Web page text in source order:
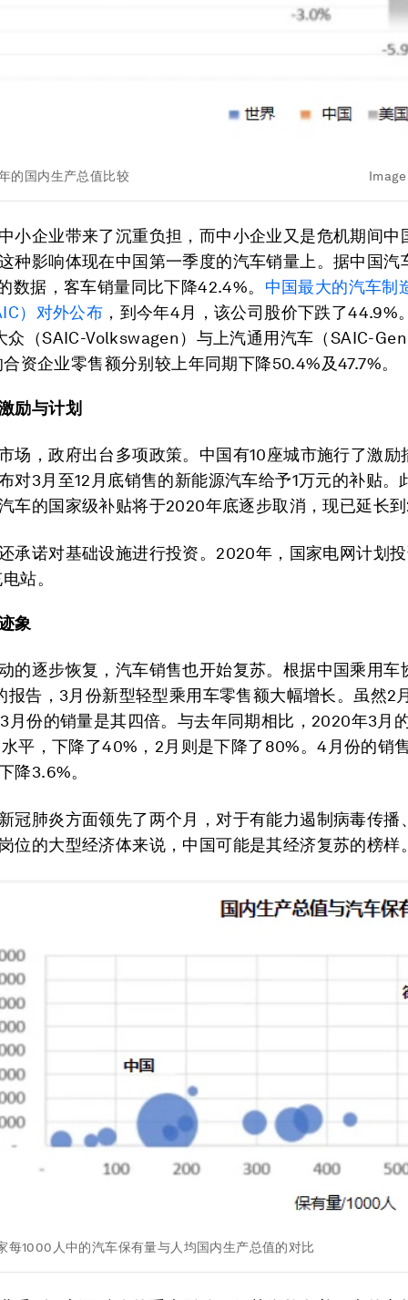
的国内生产总值比较
小企业带来了沉重负担，而中小企业又是危机期间中
种影响体现在中国第一季度的汽车销量上。据中国汽
数据，客车销量同比下降42.4%。 中国最大的汽车制
）对外公布 ，到今年4月，该公司股价下跌了44.9%
众（SAIC-Volkswagen）与上汽通用汽车（SAIC-
资企业零售额分别较上年同期下降50.4%及47.7%。
励与计划
场，政府出台多项政策。中国有10座城市施行了激励
对3月至12月底销售的新能源汽车给予1万元的补贴。
车的国家级补贴将于2020年底逐步取消，现已延长
承诺对基础设施进行投资。2020年，国家电网计划
站。
象
的逐步恢复，汽车销售也开始复苏。根据中国乘用车
报告，3月份新型轻型乘用车零售额大幅增长。虽然2
月份的销量是其四倍。与去年同期相比，2020年3月
平，下降了40%，2月则是下降了80%。4月份的销
降3.6%。
冠肺炎方面领先了两个月，对于有能力遏制病毒传播
位的大型经济体来说，中国可能是其经济复苏的榜样
每1000人中的汽车保有量与人均国内生产总值的对比